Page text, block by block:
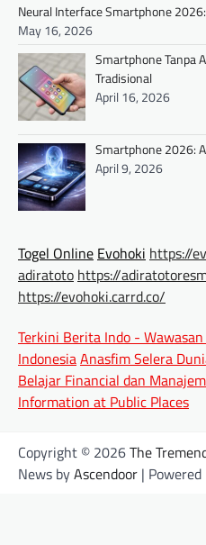
Neural Interface Smartphone
May 16, 2026
Smartphone Tanpa
Tradisional
April 16, 2026
Smartphone 2026:
April 9, 2026
Togel Online Evohoki https://
adiratoto https://
https://evohoki.carrd.co/
Terkini Berita Indo -
IndonesiaAnasfim Selera
Belajar Financial dan
Information at Public Places
Copyright © 2026The
News byAscendoor | Powered